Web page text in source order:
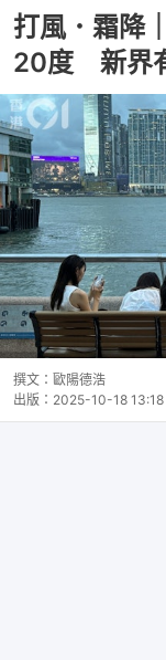
打風．霜降
20度 新界
撰文： 歐陽德浩
出版： 2025-10-18 13:18